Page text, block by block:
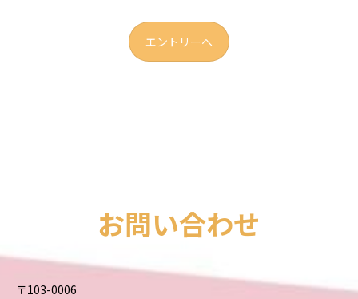
エントリーへ
お問い合わせ
〒103-0006